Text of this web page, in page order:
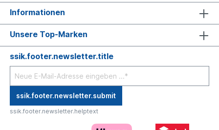
Informationen
Unsere Top-Marken
ssik.footer.newsletter.title
ssik.footer.newsletter.submit
ssik.footer.newsletter.helptext